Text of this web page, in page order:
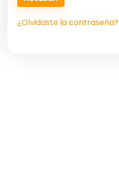
¿Olvidaste la contraseña?